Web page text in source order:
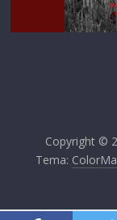
Copyright ©
Tema: